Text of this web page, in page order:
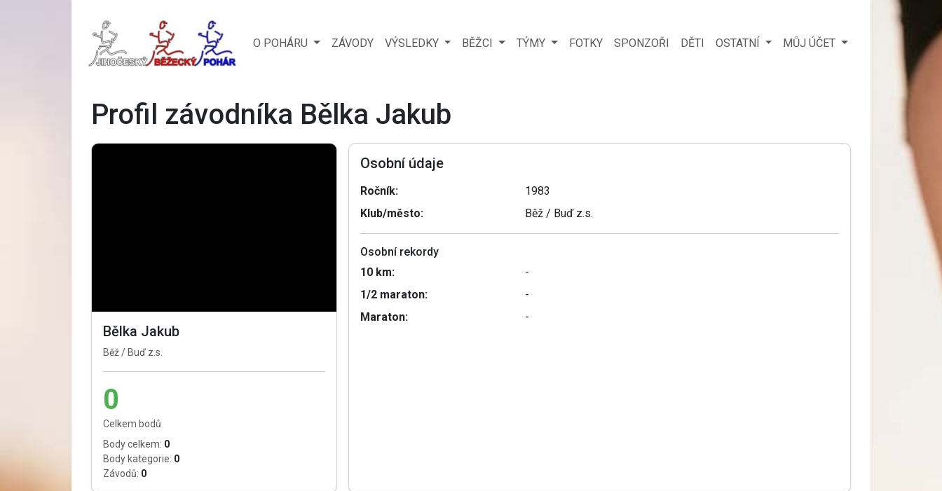
O POHÁRU ZÁVODY VÝSLEDKY BĚŽCI TÝMY FOTKY SPONZOŘI DĚTI OSTATNÍ MŮJ ÚČET
Profil závodníka Bělka Jakub
Bělka Jakub
Běž / Buď z.s.
0
Celkem bodů
Body celkem: 0
Body kategorie: 0
Závodů: 0
Osobní údaje
Ročník:
1983
Klub/město:
Běž / Buď z.s.
Osobní rekordy
10 km:
-
1/2 maraton:
-
Maraton:
-